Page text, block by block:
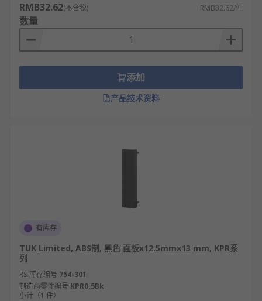
RMB32.62(不含税) RMB32.62/件
数量
添加
产品技术资料
有库存
TUK Limited, ABS制, 黑色 面板x12.5mmx13 mm, KPR系
列
RS 库存编号 754-301
制造商零件编号 KPR0.5Bk
小计（1 件）